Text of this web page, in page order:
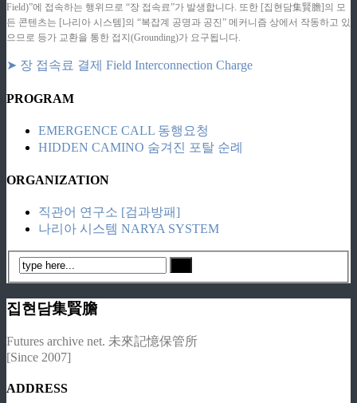
Field)”에 접속하는 행위므로 “장 접속료”가 발생합니다. 또한 [집현담集賢膽]의 모
든 콘텐츠는 [나리아 시스템]의 “복잡계 공명과 공진” 메커니즘 상에서 작동하고 있
으므로 등가 교환을 통한 접지(Grounding)가 요구됩니다.
➤ 장 접속료 결제 Field Interconnection Charge
PROGRAM
EMERGENCE CALL 동행요청
HIDDEN CAMINO 숨겨진 포탈 순례
ORGANIZATION
직관어 연구소 [검과방패]
나리아 시스템 NARYA SYSTEM
집현담集賢膽
Futures archive net. 未來記憶保管所
[Since 2007]
ADDRESS